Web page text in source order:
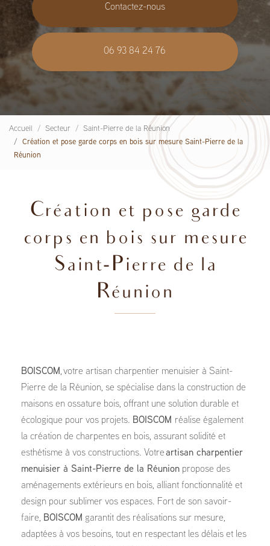
Contactez-nous
06 93 84 24 76
Accueil Secteur
Saint-Pierre de la Réunion
Création et pose garde corps en bois sur mesure Saint-Pierre de la
Réunion
Création et pose garde
corps en bois sur mesure
Saint-Pierre de la
Réunion
BOISCOM, votre artisan charpentier menuisier à Saint-
Pierre de la Réunion, se spécialise dans la construction de
maisons en ossature bois, offrant une solution durable et
écologique pour vos projets. BOISCOM réalise également
la création de charpentes en bois, assurant solidité et
esthétisme à vos constructions. Votre artisan charpentier
menuisier à Saint-Pierre de la Réunion propose des
aménagements extérieurs en bois, alliant fonctionnalité et
design pour sublimer vos espaces. Fort de son savoir-
faire, BOISCOM garantit des réalisations sur mesure,
adaptées à vos besoins, tout en respectant les délais et les